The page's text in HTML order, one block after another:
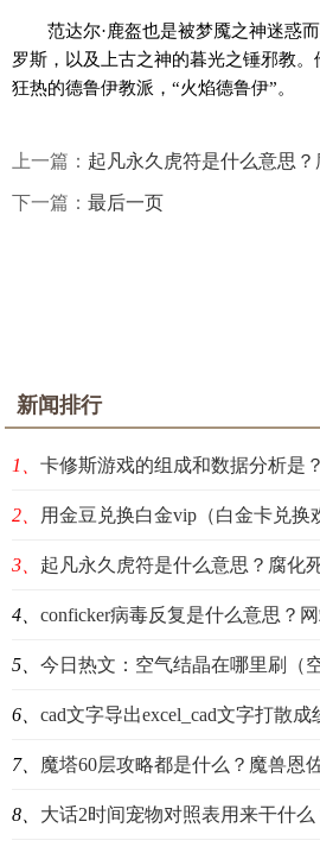
范达尔·鹿盔也是被梦魇之神迷惑
罗斯，以及上古之神的暮光之锤邪教
狂热的德鲁伊教派，“火焰德鲁伊”。
上一篇： 起凡永久虎符是什么意思？腐
下一篇： 最后一页
新闻排行
1、 卡修斯游戏的组成和数据分析是？翡翠
2、 用金豆兑换白金vip（白金卡兑换
3、 起凡永久虎符是什么意思？腐化
4、 conficker病毒反复是什么意思？网站
5、 今日热文：空气结晶在哪里刷（
6、 cad文字导出excel_cad文字打散成
7、 魔塔60层攻略都是什么？魔兽恩佐
8、 大话2时间宠物对照表用来干什么？魔